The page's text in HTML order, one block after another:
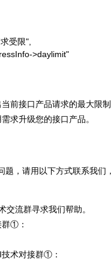
求受限",
>daylimit"
前接口产品请求的最大限制
求升级您的接口产品。
题，请用以下方式联系我们
交流群寻求我们帮助。
群①：
术对接群①：